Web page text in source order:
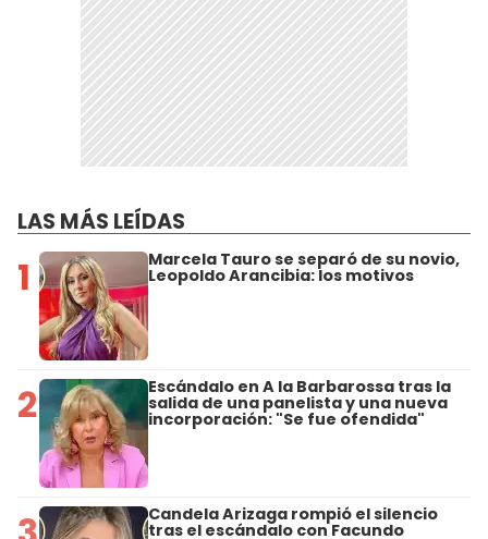
LAS MÁS LEÍDAS
1 Marcela Tauro se separó de su novio,
Leopoldo Arancibia: los motivos
2 Escándalo en A la Barbarossa tras la
salida de una panelista y una nueva
incorporación: "Se fue ofendida"
Candela Arizaga rompió el silencio
tras el escándalo con Facundo